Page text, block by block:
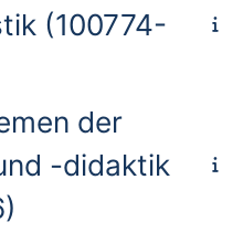
(100774-
der
-didaktik